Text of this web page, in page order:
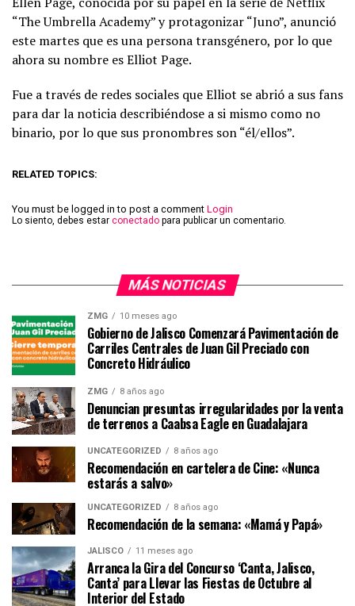
“The Umbrella Academy” y protagonizar “Juno”, anunció
este martes que es una persona transgénero, por lo que
ahora su nombre es Elliot Page.
Fue a través de redes sociales que Elliot se abrió a sus fans
para dar la noticia describiéndose a si mismo como no
binario, por lo que sus pronombres son “él/ellos”.
RELATED TOPICS:
You must be logged in to post a comment Login
Lo siento, debes estar conectado para publicar un comentario.
MÁS NOTICIAS
ZMG 10 meses ago
Gobierno de Jalisco Comenzará Pavimentación de
Carriles Centrales de Juan Gil Preciado con
Concreto Hidráulico
ZMG 8 años ago
Denuncian presuntas irregularidades por la venta
de terrenos a Caabsa Eagle en Guadalajara
UNCATEGORIZED 8 años ago
Recomendación en cartelera de Cine: «Nunca
estarás a salvo»
UNCATEGORIZED 8 años ago
Recomendación de la semana: «Mamá y Papá»
JALISCO 11 meses ago
Arranca la Gira del Concurso ‘Canta, Jalisco,
Canta’ para Llevar las Fiestas de Octubre al
Interior del Estado